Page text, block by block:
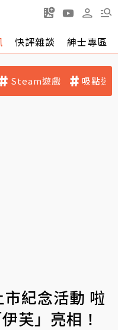
快評雜談 紳士專區
Steam遊戲 吸點迷
市紀念活動 啦
芙」亮相！